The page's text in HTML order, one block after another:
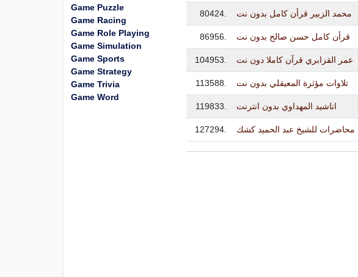
80424. محمد الزبير قرأن كامل بدون نت
86956. قرأن كامل حسن صالح بدون نت
104953. عمر القزابري قرآن كاملا دون نت
113588. تلاوات مؤثرة المعيقلي بدون نت
119833. اناشيد المهداوي بدون انترنت
127294. محاضرات للشيخ عبد الحميد كشك
Game Puzzle
Game Racing
Game Role Playing
Game Simulation
Game Sports
Game Strategy
Game Trivia
Game Word